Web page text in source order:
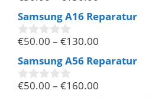
o
n
5
Samsung A16 Reparatur
0
o
n
5
€50.00 – €130.00
Samsung A56 Reparatur
0
€50.00 – €160.00